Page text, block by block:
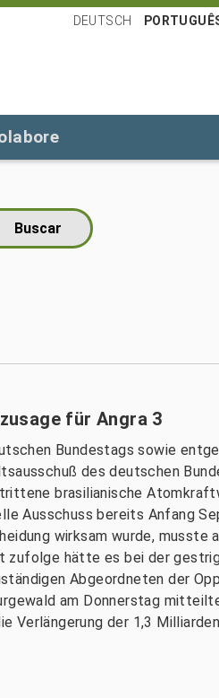
DEUTSCH
für Angra 3
Bundestags sowie
des deutschen
brasilianische
Ausschuss bereits Anfang
wirksam wurde, musste
zufolge hätte es bei der
Abgeordneten der
am Donnerstag
Verlängerung der 1,3